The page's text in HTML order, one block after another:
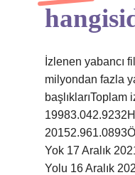
İzlenen yabancı
milyondan fazla
Yok 17 Aralık
Yolu 16 Aralık